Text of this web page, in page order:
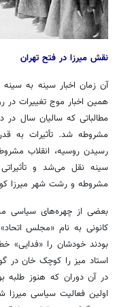
نقش میرزا در فتح تهران
آن زمان اخبار سینه به
همین اخبار موج تغییرات در
مطالباتی که سالیان سال
مشروطه شد. تأثیرات به
رسیدن روسیه، انقلاب
سینه نقل می‌شد و
مشروطه و رشت شهر میرزا
بعضی از چهره‌های سیاسی
کانونی به نام «مجلس
بودند خودشان را «فدایی»
استاد میز را کوچک خان
در آن دوران که هنوز طلبه
اولین فعالیت سیاسی